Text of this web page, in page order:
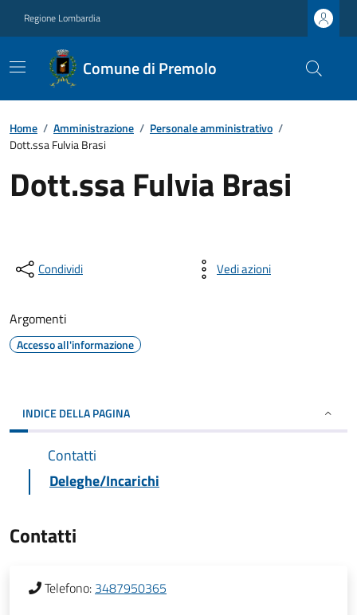
Regione Lombardia
Comune di Premolo
Home / Amministrazione / Personale amministrativo /
Dott.ssa Fulvia Brasi
Dott.ssa Fulvia Brasi
Condividi Vedi azioni
Argomenti
Accesso all'informazione
INDICE DELLA PAGINA
Contatti
Deleghe/Incarichi
Contatti
Telefono: 3487950365